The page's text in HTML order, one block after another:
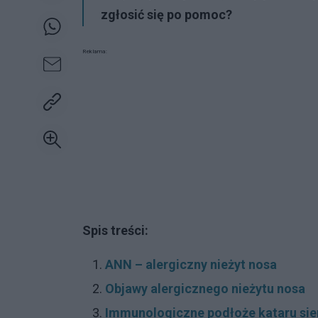
zgłosić się po pomoc?
Reklama:
Spis treści:
ANN – alergiczny nieżyt nosa
Objawy alergicznego nieżytu nosa
Immunologiczne podłoże kataru